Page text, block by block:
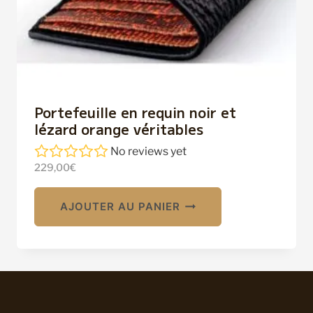
Portefeuille en requin noir et
lézard orange véritables
No reviews yet
229,00€
AJOUTER AU PANIER